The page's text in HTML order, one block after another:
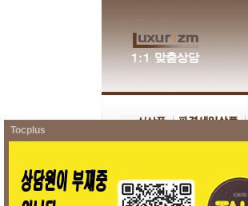
Tocplus